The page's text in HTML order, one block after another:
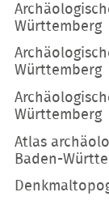
Württemberg
Württemberg
Württemberg
Atlas
Baden-